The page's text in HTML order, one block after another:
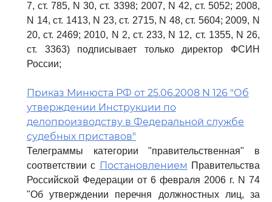
7, ст. 785, N 30, ст. 3398; 2007, N 42, ст. 5052; 2008,
N 14, ст. 1413, N 23, ст. 2715, N 48, ст. 5604; 2009, N
20, ст. 2469; 2010, N 2, ст. 233, N 12, ст. 1355, N 26,
ст. 3363) подписывает только директор ФСИН
России;
Приказ Минюста РФ от 25.06.2008 N 126 "Об
утверждении Инструкции по
делопроизводству в Федеральной службе
судебных приставов"
Телеграммы категории "правительственная" в
соответствии с Постановлением Правительства
Российской Федерации от 6 февраля 2006 г. N 74
"Об утверждении перечня должностных лиц, за